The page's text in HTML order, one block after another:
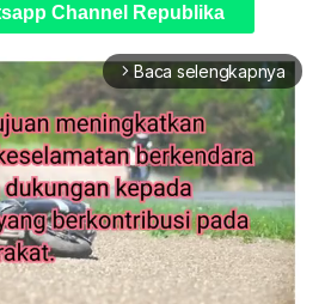
Channel Republika
arrow_forward_ios Baca selengkapnya